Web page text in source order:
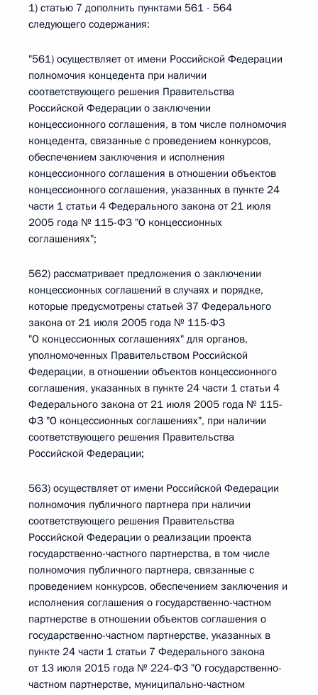
1) статью 7 дополнить пунктами 561 - 564
следующего содержания:
"561) осуществляет от имени Российской Федерации
полномочия концедента при наличии
соответствующего решения Правительства
Российской Федерации о заключении
концессионного соглашения, в том числе полномочия
концедента, связанные с проведением конкурсов,
обеспечением заключения и исполнения
концессионного соглашения в отношении объектов
концессионного соглашения, указанных в пункте 24
части 1 статьи 4 Федерального закона от 21 июля
2005 года № 115-ФЗ "О концессионных
соглашениях";
562) рассматривает предложения о заключении
концессионных соглашений в случаях и порядке,
которые предусмотрены статьей 37 Федерального
закона от 21 июля 2005 года № 115-ФЗ
"О концессионных соглашениях" для органов,
уполномоченных Правительством Российской
Федерации, в отношении объектов концессионного
соглашения, указанных в пункте 24 части 1 статьи 4
Федерального закона от 21 июля 2005 года № 115-
ФЗ "О концессионных соглашениях", при наличии
соответствующего решения Правительства
Российской Федерации;
563) осуществляет от имени Российской Федерации
полномочия публичного партнера при наличии
соответствующего решения Правительства
Российской Федерации о реализации проекта
государственно-частного партнерства, в том числе
полномочия публичного партнера, связанные с
проведением конкурсов, обеспечением заключения и
исполнения соглашения о государственно-частном
партнерстве в отношении объектов соглашения о
государственно-частном партнерстве, указанных в
пункте 24 части 1 статьи 7 Федерального закона
от 13 июля 2015 года № 224-ФЗ "О государственно-
частном партнерстве, муниципально-частном